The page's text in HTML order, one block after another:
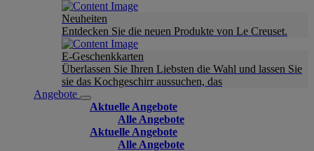
Neuheiten
Entdecken Sie die neuen Produkte von Le Creuset.
E-Geschenkkarten
Überlassen Sie Ihren Liebsten die Wahl und lassen Sie
sie das Kochgeschirr aussuchen, das
Angebote
Aktuelle Angebote
Alle Angebote
Aktuelle Angebote
Alle Angebote